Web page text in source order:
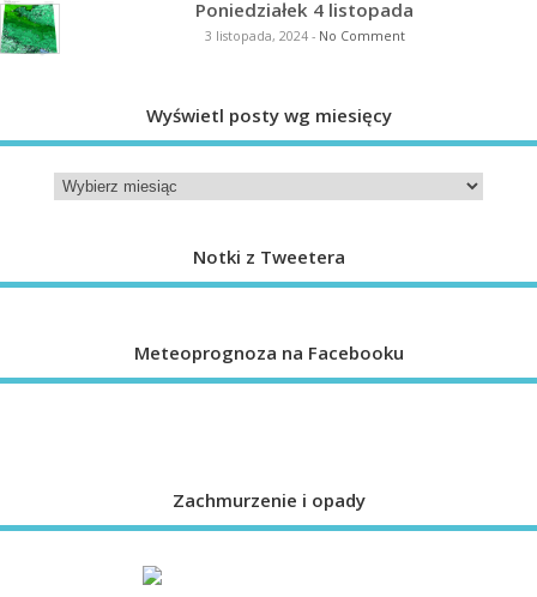
Poniedziałek 4 listopada
3 listopada, 2024- No Comment
Wyświetl posty wg miesięcy
Notki z Tweetera
Meteoprognoza na Facebooku
Zachmurzenie i opady